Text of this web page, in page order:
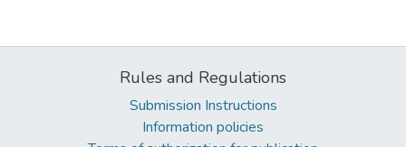
Rules and Regulations
Submission Instructions
Information policies